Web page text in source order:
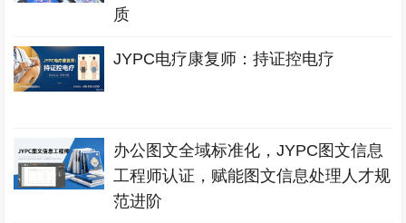
质
JYPC电疗康复师：持证控电疗
办公图文全域标准化，JYPC图文信息
工程师认证，赋能图文信息处理人才规
范进阶